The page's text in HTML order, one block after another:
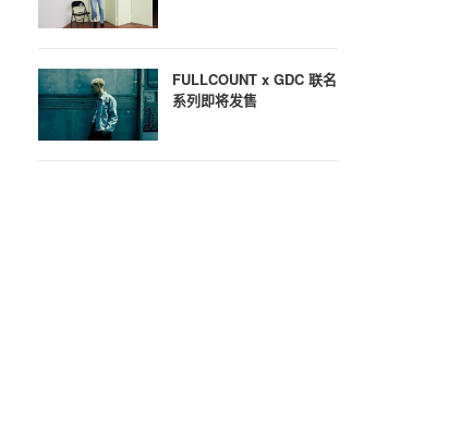
FULLCOUNT x GDC 联名
系列即将发售